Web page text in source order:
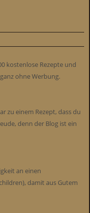
kostenlose Rezepte und
ohne Werbung.
zu einem Rezept, dass du
denn der Blog ist ein
an einen
damit aus Gutem